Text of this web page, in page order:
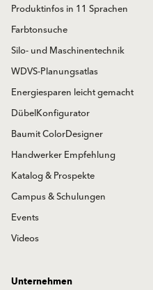
Produktinfos in 11 Sprachen
Farbtonsuche
Silo- und Maschinentechnik
WDVS-Planungsatlas
Energiesparen leicht gemacht
DübelKonfigurator
Baumit ColorDesigner
Handwerker Empfehlung
Katalog & Prospekte
Campus & Schulungen
Events
Videos
Unternehmen